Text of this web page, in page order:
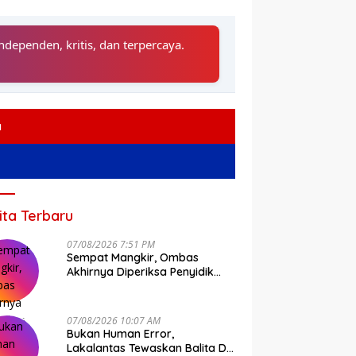
kritis, dan terpercaya.
Terbaru
07/08/2026 7:51 PM
Sempat Mangkir, Ombas
Akhirnya Diperiksa Penyidik
07/08/2026 10:07 AM
Bukan Human Error,
Lakalantas Tewaskan Balita Di